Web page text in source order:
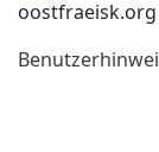
oostfraeisk.org